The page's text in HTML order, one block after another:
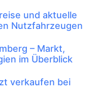
und aktuelle
Nutzfahrzeugen
– Markt,
im Überblick
verkaufen bei